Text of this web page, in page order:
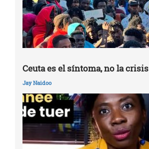
Ceuta es el síntoma, no la crisis
Jay Naidoo